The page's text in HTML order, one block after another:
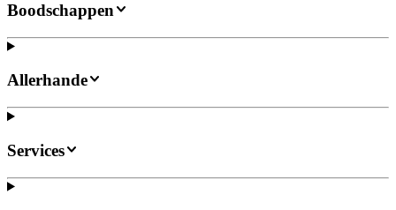
Boodschappen
Allerhande
Services